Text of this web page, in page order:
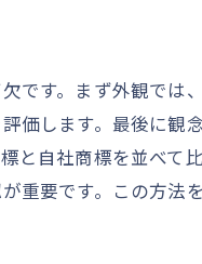
索と3点観察で安全性
活用した安全な登録戦
索の基本と類似商標
です。まず外観で
価します。最後に
自社商標を並べて
重要です。この方